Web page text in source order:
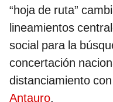
“hoja de ruta”
lineamientos
social para la
concertación
distanciamiento
Antauro.